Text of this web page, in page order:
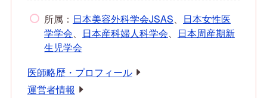
所属： 日本美容外科学会JSAS
日本女性医
学学会
日本産科婦人科学会
日本周産期新
生児学会
医師略歴・プロフィール
運営者情報